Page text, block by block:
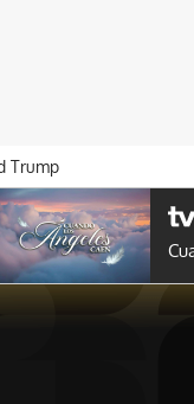
Trump
NOVELAS PROGRAMAS